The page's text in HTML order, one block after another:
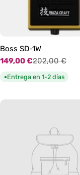
Boss SD-1W
Precio
de
oferta
149,00 €
Precio
habitual
202,00 €
●Entrega en 1-2 días